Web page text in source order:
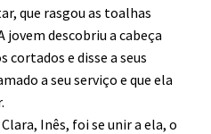
que rasgou as toalhas
jovem descobriu a cabeça
cortados e disse a seus
a seu serviço e que ela
Inês, foi se unir a ela, o